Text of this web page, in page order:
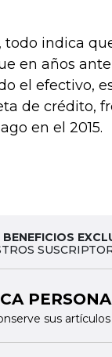
todo indica
en años
el efectivo,
de crédito,
en el 2015.
sus